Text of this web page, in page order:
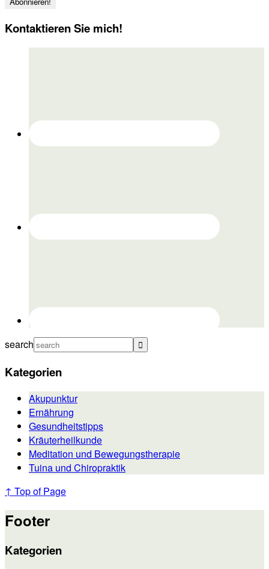
Kontaktieren Sie mich!
search
Kategorien
Akupunktur
Ernährung
Gesundheitstipps
Kräuterheilkunde
Meditation und Bewegungstherapie
Tuina und Chiropraktik
↑ Top of Page
Footer
Kategorien